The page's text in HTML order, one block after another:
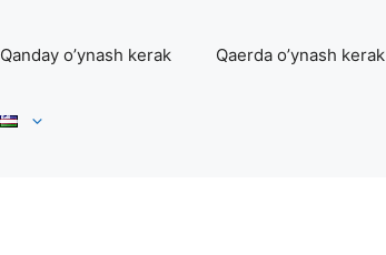
Qanday o’ynash kerak Qaerda o’ynash kerak